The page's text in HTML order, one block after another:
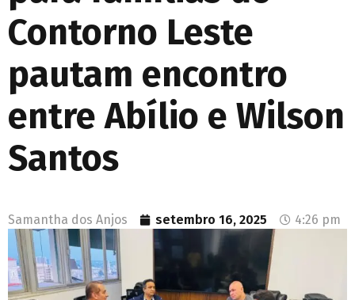
Contorno Leste
pautam encontro
entre Abílio e Wilson
Santos
Samantha dos Anjos setembro 16, 2025 4:26 pm